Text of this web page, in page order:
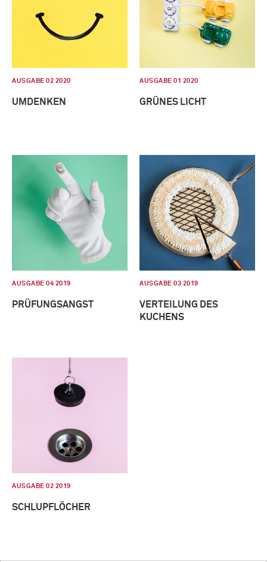
AUSGABE 02 2020
UMDENKEN
AUSGABE 01 2020
GRÜNES LICHT
AUSGABE 04 2019
PRÜFUNGSANGST
AUSGABE 03 2019
VERTEILUNG DES
KUCHENS
AUSGABE 02 2019
SCHLUPFLÖCHER